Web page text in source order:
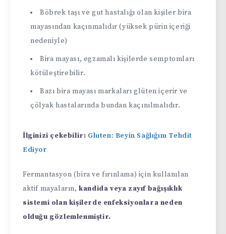
Böbrek taşı ve gut hastalığı olan kişiler bira
mayasından kaçınmalıdır (yüksek pürin içeriği
nedeniyle)
Bira mayası, egzamalı kişilerde semptomları
kötüleştirebilir.
Bazı bira mayası markaları glüten içerir ve
çölyak hastalarında bundan kaçınılmalıdır.
İlginizi çekebilir: Gluten: Beyin Sağlığını Tehdit
Ediyor
Fermantasyon (bira ve fırınlama) için kullanılan
aktif mayaların,kandida veya zayıf bağışıklık
sistemi olan kişilerde enfeksiyonlara neden
olduğu gözlemlenmiştir.